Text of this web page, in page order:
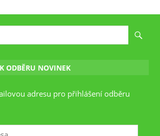
ODBĚRU NOVINEK
adresu pro přihlášení odběru